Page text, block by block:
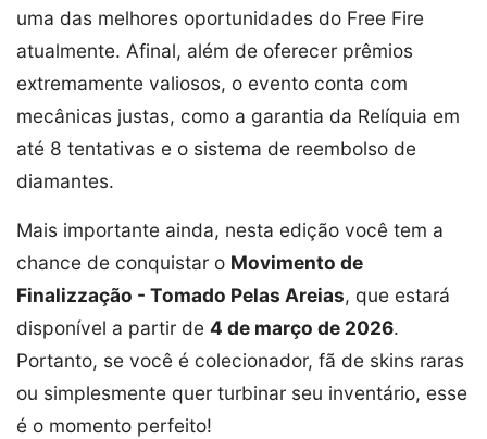
uma das melhores oportunidades do Free Fire
atualmente. Afinal, além de oferecer prêmios
extremamente valiosos, o evento conta com
mecânicas justas, como a garantia da Relíquia em
até 8 tentativas e o sistema de reembolso de
diamantes.
Mais importante ainda, nesta edição você tem a
chance de conquistar o Movimento de
Finalizzação - Tomado Pelas Areias, que estará
disponível a partir de 4 de março de 2026.
Portanto, se você é colecionador, fã de skins raras
ou simplesmente quer turbinar seu inventário, esse
é o momento perfeito!